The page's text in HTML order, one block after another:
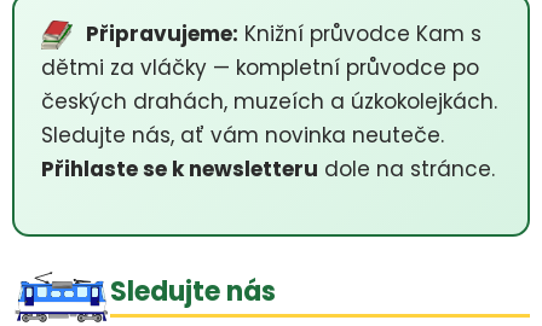
Připravujeme: Knižní průvodce Kam s
dětmi za vláčky — kompletní průvodce po
českých drahách, muzeích a úzkokolejkách.
Sledujte nás, ať vám novinka neuteče.
Přihlaste se k newsletteru dole na stránce.
Sledujte nás